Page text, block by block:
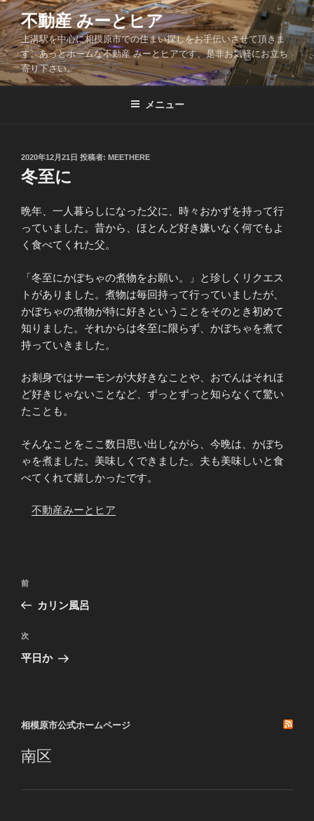
コ
ン
テ
ン
ツ
不動産 みーとヒア
上溝駅を中心に相模原市での住まい探しをお手伝いさせて頂きま
す。あっとホームな不動産 みーとヒアです、是非お気軽にお立ち
寄り下さい。
メニュー
投
稿
日:
2020年12月21日 投稿者: MEETHERE
冬至に
晩年、一人暮らしになった父に、時々おかずを持って行
っていました。昔から、ほとんど好き嫌いなく何でもよ
く食べてくれた父。
「冬至にかぼちゃの煮物をお願い。」と珍しくリクエス
トがありました。煮物は毎回持って行っていましたが、
かぼちゃの煮物が特に好きということをそのとき初めて
知りました。それからは冬至に限らず、かぼちゃを煮て
持っていきました。
お刺身ではサーモンが大好きなことや、おでんはそれほ
ど好きじゃないことなど、ずっとずっと知らなくて驚い
たことも。
そんなことをここ数日思い出しながら、今晩は、かぼち
ゃを煮ました。美味しくできました。夫も美味しいと食
べてくれて嬉しかったです。
不動産みーとヒア
投
ビ
ゲ
ン
前
の
稿
前
カリン風呂
次
の
次
平日か
相模原市公式ホームページ
南区